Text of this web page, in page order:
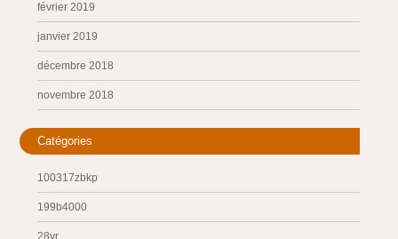
février 2019
janvier 2019
décembre 2018
novembre 2018
Catégories
100317zbkp
199b4000
28yr